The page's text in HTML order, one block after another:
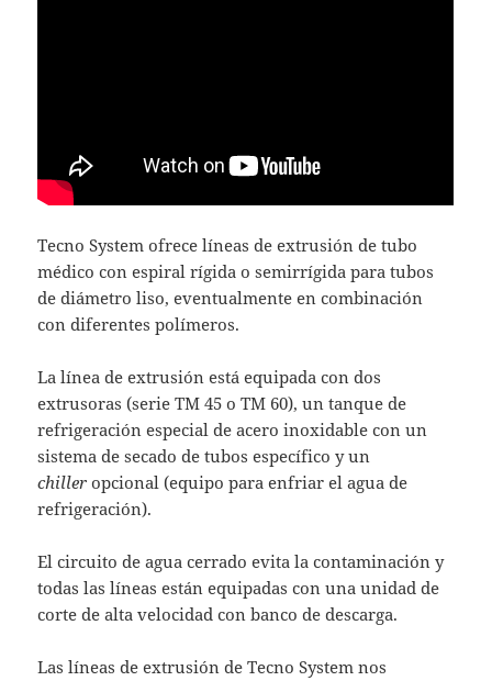
Tecno System ofrece líneas de extrusión de tubo
médico con espiral rígida o semirrígida para tubos
de diámetro liso, eventualmente en combinación
con diferentes polímeros.
La línea de extrusión está equipada con dos
extrusoras (serie TM 45 o TM 60), un tanque de
refrigeración especial de acero inoxidable con un
sistema de secado de tubos específico y un
chiller opcional (equipo para enfriar el agua de
refrigeración).
El circuito de agua cerrado evita la contaminación y
todas las líneas están equipadas con una unidad de
corte de alta velocidad con banco de descarga.
Las líneas de extrusión de Tecno System nos